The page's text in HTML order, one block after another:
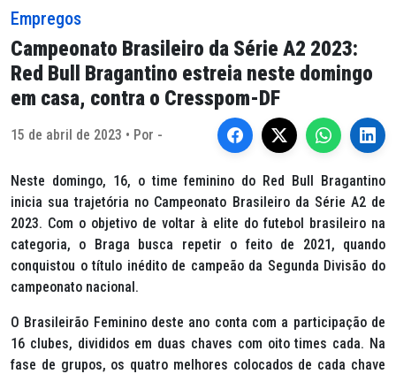
Empregos
Campeonato Brasileiro da Série A2 2023:
Red Bull Bragantino estreia neste domingo
em casa, contra o Cresspom-DF
15 de abril de 2023 • Por -
Neste domingo, 16, o time feminino do Red Bull Bragantino
inicia sua trajetória no Campeonato Brasileiro da Série A2 de
2023. Com o objetivo de voltar à elite do futebol brasileiro na
categoria, o Braga busca repetir o feito de 2021, quando
conquistou o título inédito de campeão da Segunda Divisão do
campeonato nacional.
O Brasileirão Feminino deste ano conta com a participação de
16 clubes, divididos em duas chaves com oito times cada. Na
fase de grupos, os quatro melhores colocados de cada chave